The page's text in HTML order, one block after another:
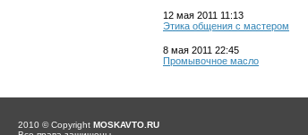
12 мая 2011 11:13
Этика общения с мастером
8 мая 2011 22:45
Промывочное масло
2010 © Copyright MOSKAVTO.RU